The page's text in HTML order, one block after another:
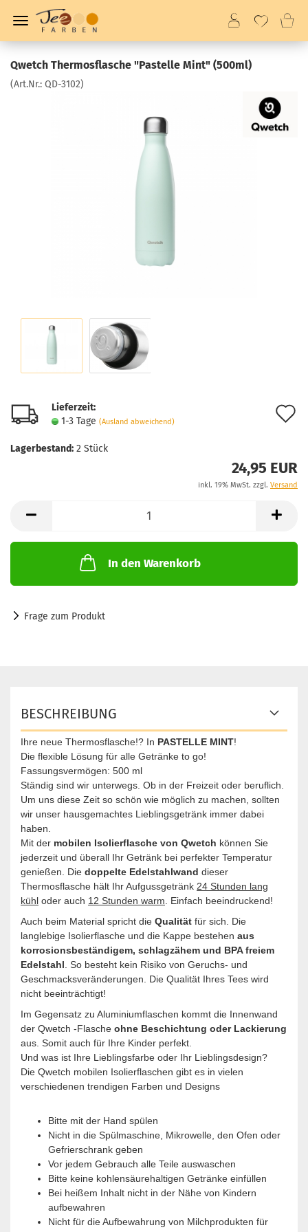
Qwetch Thermosflasche "Pastelle Mint" (500ml)
(Art.Nr.: QD-3102)
Lieferzeit:
1-3 Tage (Ausland abweichend)
Lagerbestand: 2 Stück
24,95 EUR
inkl. 19% MwSt. zzgl. Versand
In den Warenkorb
Frage zum Produkt
BESCHREIBUNG
Ihre neue Thermosflasche!? In PASTELLE MINT!
Die flexible Lösung für alle Getränke to go!
Fassungsvermögen: 500 ml
Ständig sind wir unterwegs. Ob in der Freizeit oder beruflich.
Um uns diese Zeit so schön wie möglich zu machen, sollten
wir unser hausgemachtes Lieblingsgetränk immer dabei
haben.
Mit der mobilen Isolierflasche von Qwetch können Sie
jederzeit und überall Ihr Getränk bei perfekter Temperatur
genießen. Die doppelte Edelstahlwand dieser
Thermosflasche hält Ihr Aufgussgetränk 24 Stunden lang
kühl oder auch 12 Stunden warm . Einfach beeindruckend!
Auch beim Material spricht die Qualität für sich. Die
langlebige Isolierflasche und die Kappe bestehen aus
korrosionsbeständigem, schlagzähem und BPA freiem
Edelstahl . So besteht kein Risiko von Geruchs- und
Geschmacksveränderungen. Die Qualität Ihres Tees wird
nicht beeinträchtigt!
Im Gegensatz zu Aluminiumflaschen kommt die Innenwand
der Qwetch -Flasche ohne Beschichtung oder Lackierung
aus. Somit auch für Ihre Kinder perfekt.
Und was ist Ihre Lieblingsfarbe oder Ihr Lieblingsdesign?
Die Qwetch mobilen Isolierflaschen gibt es in vielen
verschiedenen trendigen Farben und Designs
Bitte mit der Hand spülen
Nicht in die Spülmaschine, Mikrowelle, den Ofen oder
Gefrierschrank geben
Vor jedem Gebrauch alle Teile auswaschen
Bitte keine kohlensäurehaltigen Getränke einfüllen
Bei heißem Inhalt nicht in der Nähe von Kindern
aufbewahren
Nicht für die Aufbewahrung von Milchprodukten für